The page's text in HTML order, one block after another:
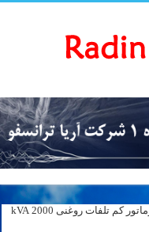
/ محصولات برچسب خورده “خرید ترانسفورماتور کم تلفات روغنی 2000 kVA